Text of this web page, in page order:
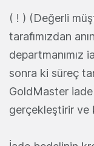
( ! ) (Değerli
tarafımızdan
departmanımız
sonra ki süreç
GoldMaster iade
gerçekleştirir ve